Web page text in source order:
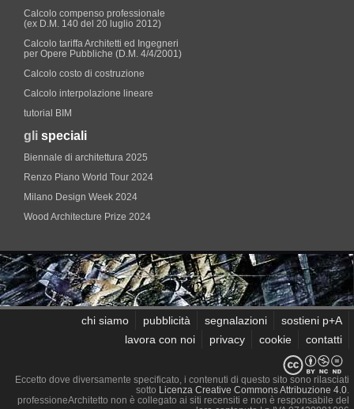
Calcolo compenso professionale
(ex D.M. 140 del 20 luglio 2012)
Calcolo tariffa Architetti ed Ingegneri
per Opere Pubbliche (D.M. 4/4/2001)
Calcolo costo di costruzione
Calcolo interpolazione lineare
tutorial BIM
gli speciali
Biennale di architettura 2025
Renzo Piano World Tour 2024
Milano Design Week 2024
Wood Architecture Prize 2024
chi siamo pubblicità segnalazioni
sostieni p+A
lavora con noi
privacy cookie contatti
Eccetto dove diversamente specificato, i contenuti di questo sito sono rilasciati
sotto Licenza Creative Commons Attribuzione 4.0.
professioneArchitetto non è collegato ai siti recensiti e non è responsabile del